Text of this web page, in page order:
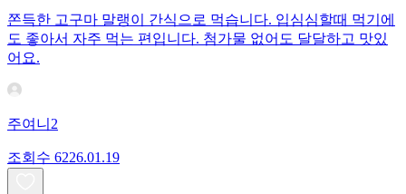
쫀득한 고구마 말랭이 간식으로 먹습니다. 입심심할때 먹기에
도 좋아서 자주 먹는 편입니다. 첨가물 없어도 달달하고 맛있
어요.
주여니2
조회수 6226.01.19